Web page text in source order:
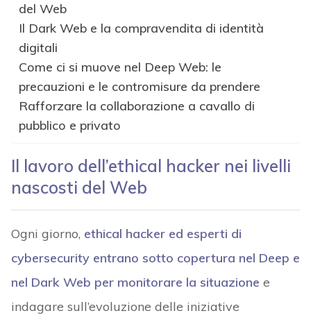
del Web
Il Dark Web e la compravendita di identità
digitali
Come ci si muove nel Deep Web: le
precauzioni e le contromisure da prendere
Rafforzare la collaborazione a cavallo di
pubblico e privato
Il lavoro dell’ethical hacker nei livelli
nascosti del Web
Ogni giorno, ethical hacker ed esperti di
cybersecurity entrano sotto copertura nel Deep e
nel Dark Web per monitorare la situazione e
indagare sull’evoluzione delle iniziative